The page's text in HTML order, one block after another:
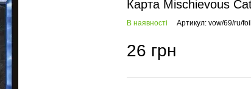
Карта Mischievous
В наявності Артикул: vow/69/ru/
26 грн